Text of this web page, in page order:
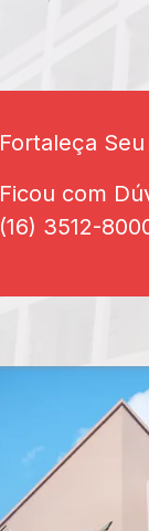
Fortaleça
Ficou com
(16) 3512-